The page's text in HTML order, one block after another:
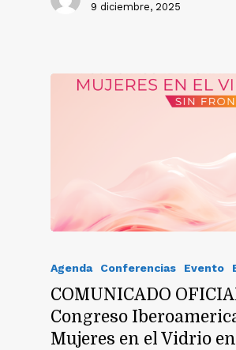
9 diciembre, 2025
Agenda Conferencias Evento
COMUNICADO
Congreso
Mujeres en el Vidrio